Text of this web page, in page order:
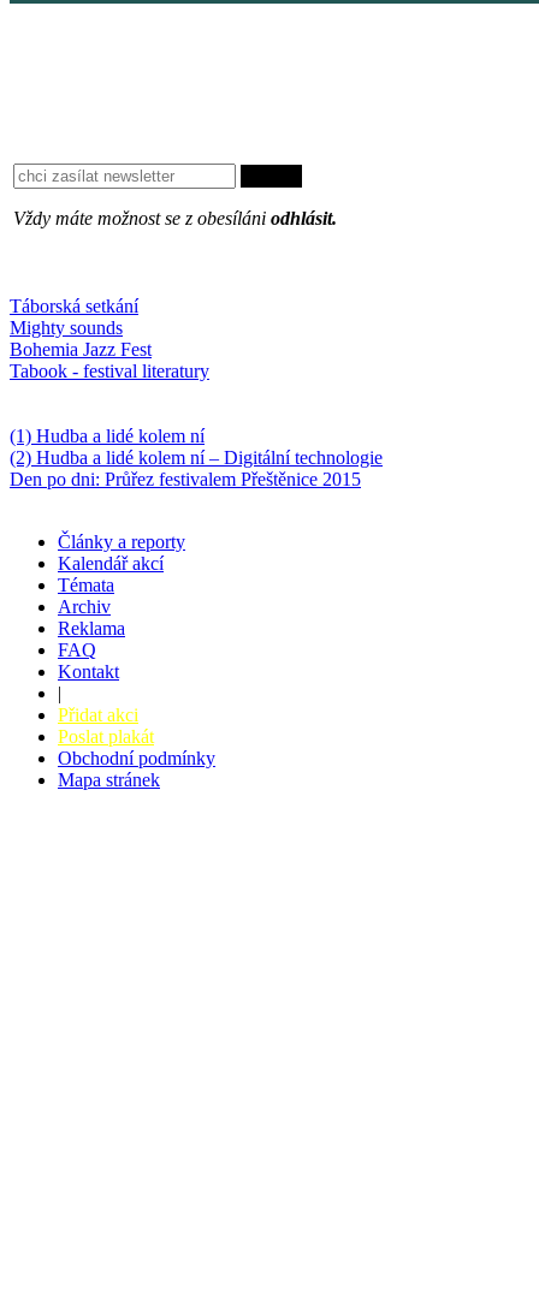
Vždy máte možnost se z obesíláni odhlásit.
Táborská setkání
Mighty sounds
Bohemia Jazz Fest
Tabook - festival literatury
(1) Hudba a lidé kolem ní
(2) Hudba a lidé kolem ní – Digitální technologie
Den po dni: Průřez festivalem Přeštěnice 2015
Články a reporty
Kalendář akcí
Témata
Archiv
Reklama
FAQ
Kontakt
|
Přidat akci
Poslat plakát
Obchodní podmínky
Mapa stránek